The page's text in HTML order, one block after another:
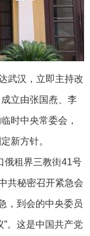
武汉，立即主持改
立由张国焘、李
时中央常委会，
新方针。
俄租界三教街41号
共秘密召开紧急会
，到会的中央委员
。这是中国共产党